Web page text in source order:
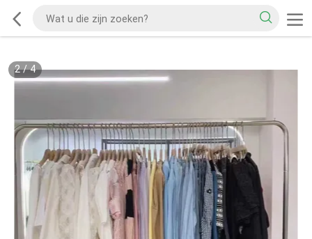
2/4